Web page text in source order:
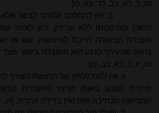
טז, כ, כא, כב, כד, כה, כו]
ב. אין להתלהב ולמהר לבשר
התוכן ומהימנותו ללא עוררין, ורק לאחר
העברת הבשורה חייבת להיעשות, וגם אז
נראה שהעיתוי כרגע הוא המוצלח ביותר
טז, יז, כ, כא, כב, כו]
ג. אין לתת ללחץ של תחושת הצורך
מיידית לפגוע באופן הרצוי להעברת
המציאות מכתיבה זאת ואין ברירה אחרת. [ה,